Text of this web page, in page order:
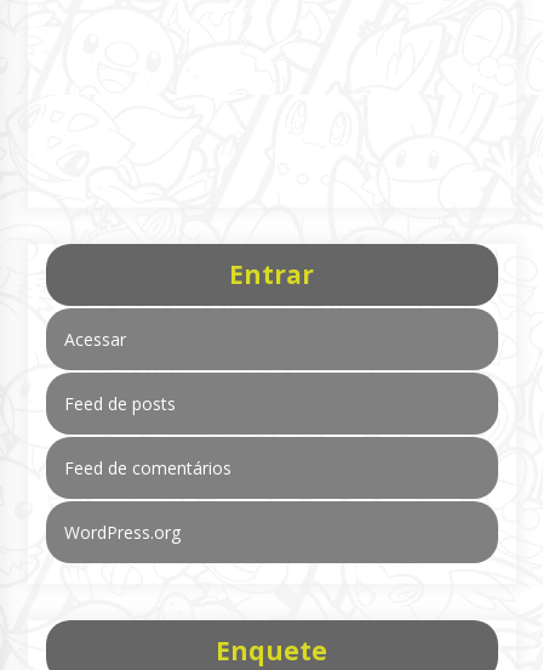
Entrar
Acessar
Feed de posts
Feed de comentários
WordPress.org
Enquete